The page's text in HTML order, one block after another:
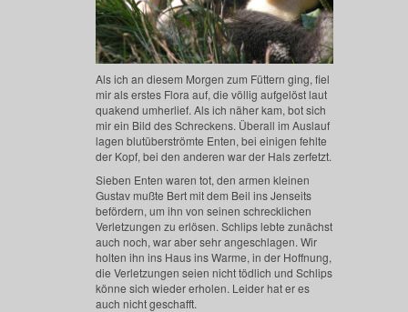
Als ich an diesem Morgen zum Füttern ging, fiel
mir als erstes Flora auf, die völlig aufgelöst laut
quakend umherlief. Als ich näher kam, bot sich
mir ein Bild des Schreckens. Überall im Auslauf
lagen blutüberströmte Enten, bei einigen fehlte
der Kopf, bei den anderen war der Hals zerfetzt.
Sieben Enten waren tot, den armen kleinen
Gustav mußte Bert mit dem Beil ins Jenseits
befördern, um ihn von seinen schrecklichen
Verletzungen zu erlösen. Schlips lebte zunächst
auch noch, war aber sehr angeschlagen. Wir
holten ihn ins Haus ins Warme, in der Hoffnung,
die Verletzungen seien nicht tödlich und Schlips
könne sich wieder erholen. Leider hat er es
auch nicht geschafft.